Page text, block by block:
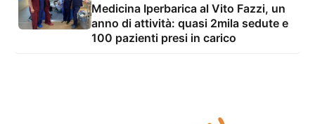
Medicina Iperbarica al Vito Fazzi, un
anno di attività: quasi 2mila sedute e
100 pazienti presi in carico